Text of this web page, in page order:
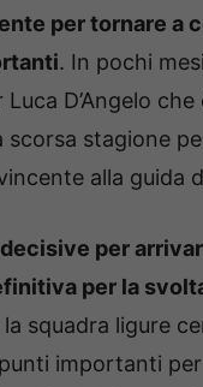
per tornare a
. In pochi
D’Angelo
scorsa stagione
alla guida
per
per la
la squadra ligure
importanti per